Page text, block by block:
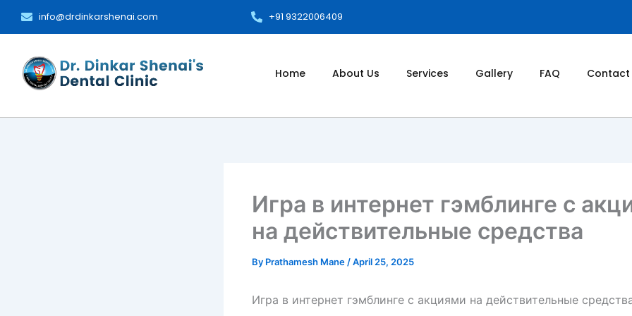
info@drdinkarshenai.com +91 9322006409
Home About Us Services Gallery FAQ Contact
Игра в интернет гэмблинге с
на действительные средства
By Prathamesh Mane /April 25, 2025
Игра в интернет гэмблинге с акциями на действительные